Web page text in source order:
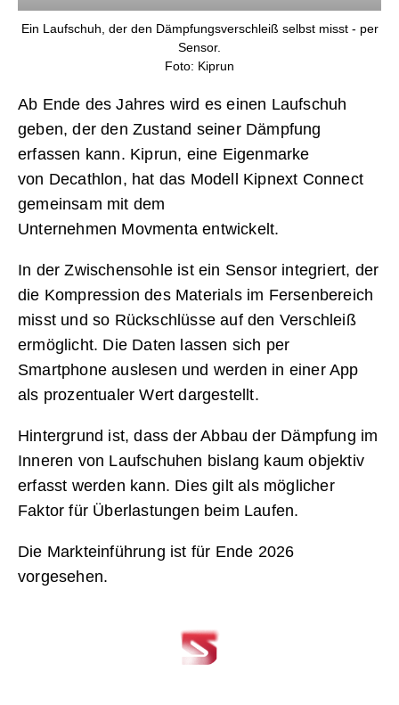
Ein Laufschuh, der den Dämpfungsverschleiß selbst misst - per
Sensor.
Foto: Kiprun
Ab Ende des Jahres wird es einen Laufschuh
geben, der den Zustand seiner Dämpfung
erfassen kann. Kiprun, eine Eigenmarke
von Decathlon, hat das Modell Kipnext Connect
gemeinsam mit dem
Unternehmen Movmenta entwickelt.
In der Zwischensohle ist ein Sensor integriert, der
die Kompression des Materials im Fersenbereich
misst und so Rückschlüsse auf den Verschleiß
ermöglicht. Die Daten lassen sich per
Smartphone auslesen und werden in einer App
als prozentualer Wert dargestellt.
Hintergrund ist, dass der Abbau der Dämpfung im
Inneren von Laufschuhen bislang kaum objektiv
erfasst werden kann. Dies gilt als möglicher
Faktor für Überlastungen beim Laufen.
Die Markteinführung ist für Ende 2026
vorgesehen.